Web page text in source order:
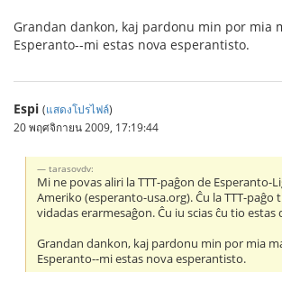
Grandan dankon, kaj pardonu min por mia
Esperanto--mi estas nova esperantisto.
Espi (แสดงโปรไฟล์)
20 พฤศจิกายน 2009, 17:19:44
tarasovdv:
Mi ne povas aliri la TTT-paĝon de Esperanto-
Ameriko (esperanto-usa.org). Ĉu la TTT-paĝo
vidadas erarmesaĝon. Ĉu iu scias ĉu tio estas
Grandan dankon, kaj pardonu min por mia
Esperanto--mi estas nova esperantisto.